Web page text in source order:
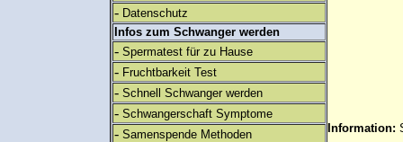
- Datenschutz
Infos zum Schwanger werden
- Spermatest für zu Hause
- Fruchtbarkeit Test
- Schnell Schwanger werden
- Schwangerschaft Symptome
- Samenspende Methoden Information: